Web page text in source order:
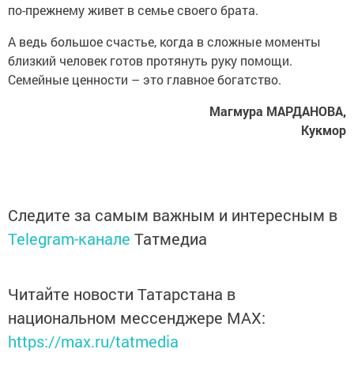
по-прежнему живет в семье своего брата.
А ведь большое счастье, когда в сложные моменты
близкий человек готов протянуть руку помощи.
Семейные ценности – это главное богатство.
Магмура МАРДАНОВА,
Кукмор
Следите за самым важным и интересным в
Telegram-канале Татмедиа
Читайте новости Татарстана в
национальном мессенджере MАХ:
https://max.ru/tatmedia